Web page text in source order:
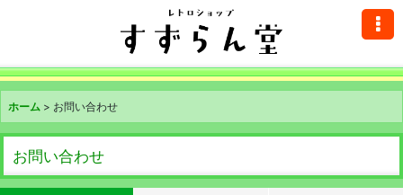
ホーム > お問い合わせ
お問い合わせ